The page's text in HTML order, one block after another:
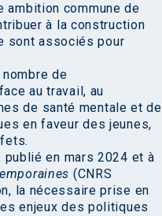
ambition commune de
à la construction
sont associés pour
de
au travail, au
de santé mentale et de
en faveur des jeunes,
publié en mars 2024 et à
(CNRS
la nécessaire prise en
enjeux des politiques